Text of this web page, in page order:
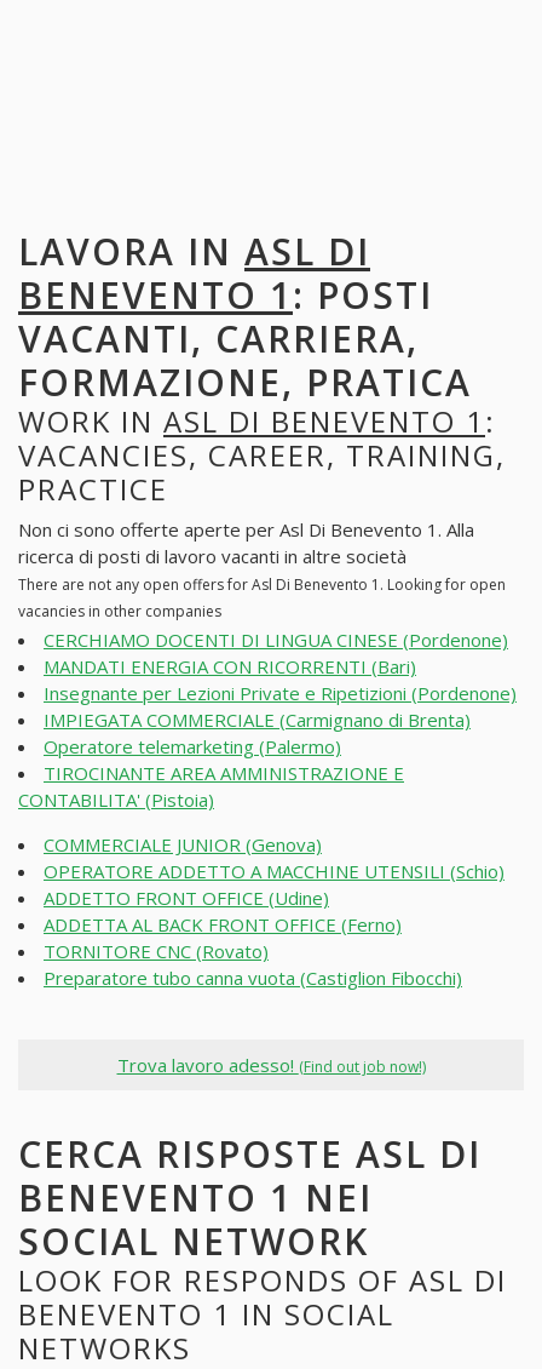
LAVORA IN ASL DI
BENEVENTO 1 : POSTI
VACANTI, CARRIERA,
FORMAZIONE, PRATICA
WORK IN ASL DI BENEVENTO 1 :
VACANCIES, CAREER, TRAINING,
PRACTICE
Non ci sono offerte aperte per Asl Di Benevento 1. Alla
ricerca di posti di lavoro vacanti in altre società
There are not any open offers for Asl Di Benevento 1. Looking for open
vacancies in other companies
CERCHIAMO DOCENTI DI LINGUA CINESE (Pordenone)
MANDATI ENERGIA CON RICORRENTI (Bari)
Insegnante per Lezioni Private e Ripetizioni (Pordenone)
IMPIEGATA COMMERCIALE (Carmignano di Brenta)
Operatore telemarketing (Palermo)
TIROCINANTE AREA AMMINISTRAZIONE E
CONTABILITA' (Pistoia)
COMMERCIALE JUNIOR (Genova)
OPERATORE ADDETTO A MACCHINE UTENSILI (Schio)
ADDETTO FRONT OFFICE (Udine)
ADDETTA AL BACK FRONT OFFICE (Ferno)
TORNITORE CNC (Rovato)
Preparatore tubo canna vuota (Castiglion Fibocchi)
Trova lavoro adesso! (Find out job now!)
CERCA RISPOSTE ASL DI
BENEVENTO 1 NEI
SOCIAL NETWORK
LOOK FOR RESPONDS OF ASL DI
BENEVENTO 1 IN SOCIAL
NETWORKS